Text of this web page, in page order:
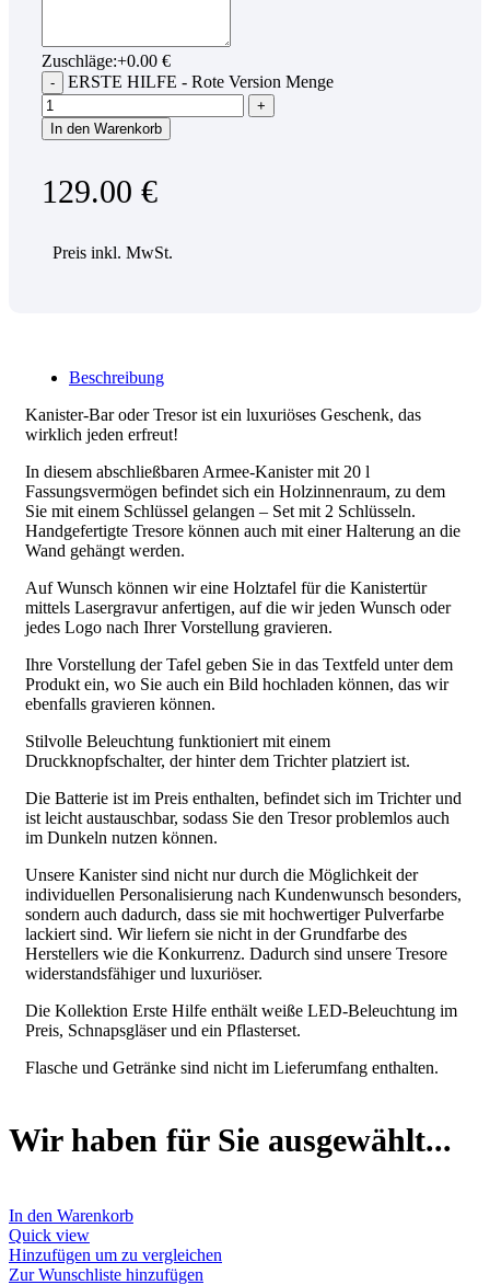
Zuschläge:+0.00 €
ERSTE HILFE - Rote Version Menge
In den Warenkorb
129.00 €
Preis inkl. MwSt.
Beschreibung
Kanister-Bar oder Tresor ist ein luxuriöses Geschenk, das
wirklich jeden erfreut!
In diesem abschließbaren Armee-Kanister mit 20 l
Fassungsvermögen befindet sich ein Holzinnenraum, zu dem
Sie mit einem Schlüssel gelangen – Set mit 2 Schlüsseln.
Handgefertigte Tresore können auch mit einer Halterung an die
Wand gehängt werden.
Auf Wunsch können wir eine Holztafel für die Kanistertür
mittels Lasergravur anfertigen, auf die wir jeden Wunsch oder
jedes Logo nach Ihrer Vorstellung gravieren.
Ihre Vorstellung der Tafel geben Sie in das Textfeld unter dem
Produkt ein, wo Sie auch ein Bild hochladen können, das wir
ebenfalls gravieren können.
Stilvolle Beleuchtung funktioniert mit einem
Druckknopfschalter, der hinter dem Trichter platziert ist.
Die Batterie ist im Preis enthalten, befindet sich im Trichter und
ist leicht austauschbar, sodass Sie den Tresor problemlos auch
im Dunkeln nutzen können.
Unsere Kanister sind nicht nur durch die Möglichkeit der
individuellen Personalisierung nach Kundenwunsch besonders,
sondern auch dadurch, dass sie mit hochwertiger Pulverfarbe
lackiert sind. Wir liefern sie nicht in der Grundfarbe des
Herstellers wie die Konkurrenz. Dadurch sind unsere Tresore
widerstandsfähiger und luxuriöser.
Die Kollektion Erste Hilfe enthält weiße LED-Beleuchtung im
Preis, Schnapsgläser und ein Pflasterset.
Flasche und Getränke sind nicht im Lieferumfang enthalten.
Wir haben für Sie ausgewählt...
In den Warenkorb
Quick view
Hinzufügen um zu vergleichen
Zur Wunschliste hinzufügen